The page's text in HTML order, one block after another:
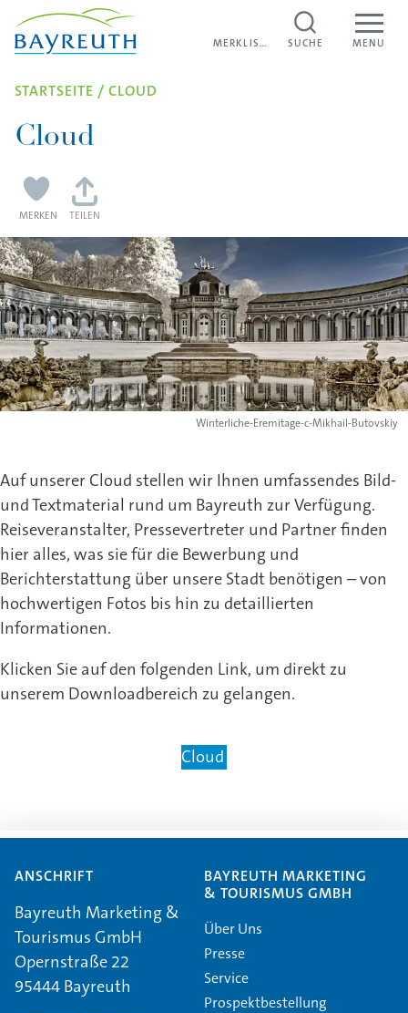
Direkt zum Inhalt
MENU
SUCHE
MERKLISTE
STARTSEITE / CLOUD
Cloud
MERKEN TEILEN
Winterliche-Eremitage-c-Mikhail-Butovskiy
Auf unserer Cloud stellen wir Ihnen umfassendes Bild-
und Textmaterial rund um Bayreuth zur Verfügung.
Reiseveranstalter, Pressevertreter und Partner finden
hier alles, was sie für die Bewerbung und
Berichterstattung über unsere Stadt benötigen – von
hochwertigen Fotos bis hin zu detaillierten
Informationen.
Klicken Sie auf den folgenden Link, um direkt zu
unserem Downloadbereich zu gelangen.
Cloud
ANSCHRIFT
Bayreuth Marketing &
Tourismus GmbH
Opernstraße 22
95444 Bayreuth
BAYREUTH MARKETING
& TOURISMUS GMBH
Über Uns
Presse
Service
Prospektbestellung